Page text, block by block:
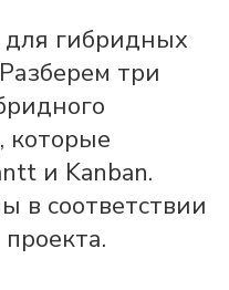
гибридных
три
которые
и Kanban.
в соответствии